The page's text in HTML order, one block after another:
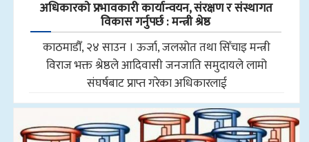
अधिकारकाे प्रभावकारी कार्यान्वयन, संरक्षण र संस्थागत
विकास गर्नुपर्छ : मन्त्री श्रेष्ठ
काठमाडौँ, २४ साउन । ऊर्जा, जलस्रोत तथा सिँचाइ मन्त्री
विराज भक्त श्रेष्ठले आदिवासी जनजाति समुदायले लामो
संघर्षबाट प्राप्त गरेका अधिकारलाई